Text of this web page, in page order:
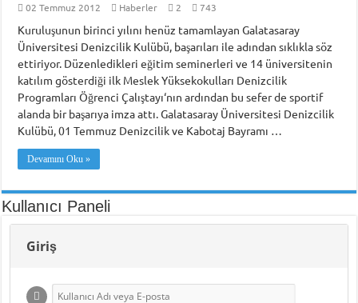
02 Temmuz 2012 Haberler 2 743
Kuruluşunun birinci yılını henüz tamamlayan Galatasaray
Üniversitesi Denizcilik Kulübü, başarıları ile adından sıklıkla söz
ettiriyor. Düzenledikleri eğitim seminerleri ve 14 üniversitenin
katılım gösterdiği ilk Meslek Yüksekokulları Denizcilik
Programları Öğrenci Çalıştayı‘nın ardından bu sefer de sportif
alanda bir başarıya imza attı. Galatasaray Üniversitesi Denizcilik
Kulübü, 01 Temmuz Denizcilik ve Kabotaj Bayramı …
Devamını Oku »
Kullanıcı Paneli
Giriş